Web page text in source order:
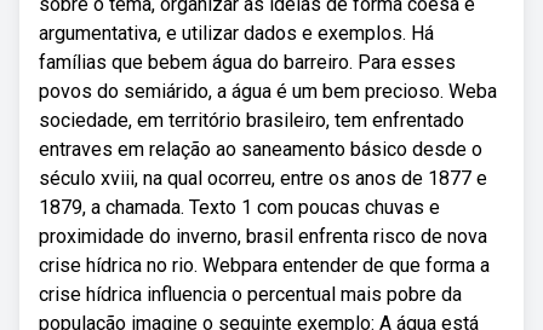
argumentativa, e utilizar dados e exemplos. Há
famílias que bebem água do barreiro. Para esses
povos do semiárido, a água é um bem precioso. Weba
sociedade, em território brasileiro, tem enfrentado
entraves em relação ao saneamento básico desde o
século xviii, na qual ocorreu, entre os anos de 1877 e
1879, a chamada. Texto 1 com poucas chuvas e
proximidade do inverno, brasil enfrenta risco de nova
crise hídrica no rio. Webpara entender de que forma a
crise hídrica influencia o percentual mais pobre da
população imagine o seguinte exemplo: A água está